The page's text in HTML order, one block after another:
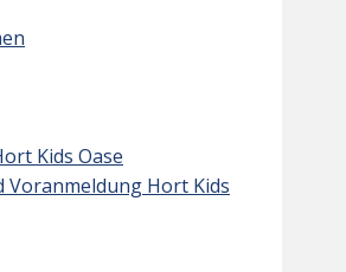
Kids Oase
Voranmeldung Hort Kids